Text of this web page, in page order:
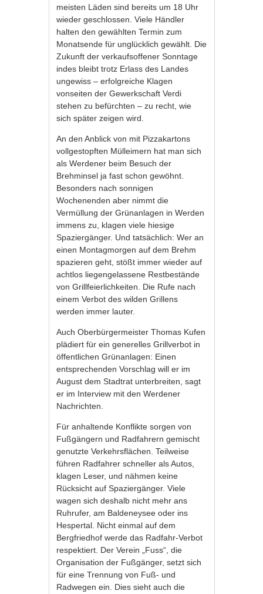
meisten Läden sind bereits um 18 Uhr
wieder geschlossen. Viele Händler
halten den gewählten Termin zum
Monatsende für unglücklich gewählt. Die
Zukunft der verkaufsoffener Sonntage
indes bleibt trotz Erlass des Landes
ungewiss – erfolgreiche Klagen
vonseiten der Gewerkschaft Verdi
stehen zu befürchten – zu recht, wie
sich später zeigen wird.
An den Anblick von mit Pizzakartons
vollgestopften Mülleimern hat man sich
als Werdener beim Besuch der
Brehminsel ja fast schon gewöhnt.
Besonders nach sonnigen
Wochenenden aber nimmt die
Vermüllung der Grünanlagen in Werden
immens zu, klagen viele hiesige
Spaziergänger. Und tatsächlich: Wer an
einen Montagmorgen auf dem Brehm
spazieren geht, stößt immer wieder auf
achtlos liegengelassene Restbestände
von Grillfeierlichkeiten. Die Rufe nach
einem Verbot des wilden Grillens
werden immer lauter.
Auch Oberbürgermeister Thomas Kufen
plädiert für ein generelles Grillverbot in
öffentlichen Grünanlagen: Einen
entsprechenden Vorschlag will er im
August dem Stadtrat unterbreiten, sagt
er im Interview mit den Werdener
Nachrichten.
Für anhaltende Konflikte sorgen von
Fußgängern und Radfahrern gemischt
genutzte Verkehrsflächen. Teilweise
führen Radfahrer schneller als Autos,
klagen Leser, und nähmen keine
Rücksicht auf Spaziergänger. Viele
wagen sich deshalb nicht mehr ans
Ruhrufer, am Baldeneysee oder ins
Hespertal. Nicht einmal auf dem
Bergfriedhof werde das Radfahr-Verbot
respektiert. Der Verein „Fuss“, die
Organisation der Fußgänger, setzt sich
für eine Trennung von Fuß- und
Radwegen ein. Dies sieht auch die